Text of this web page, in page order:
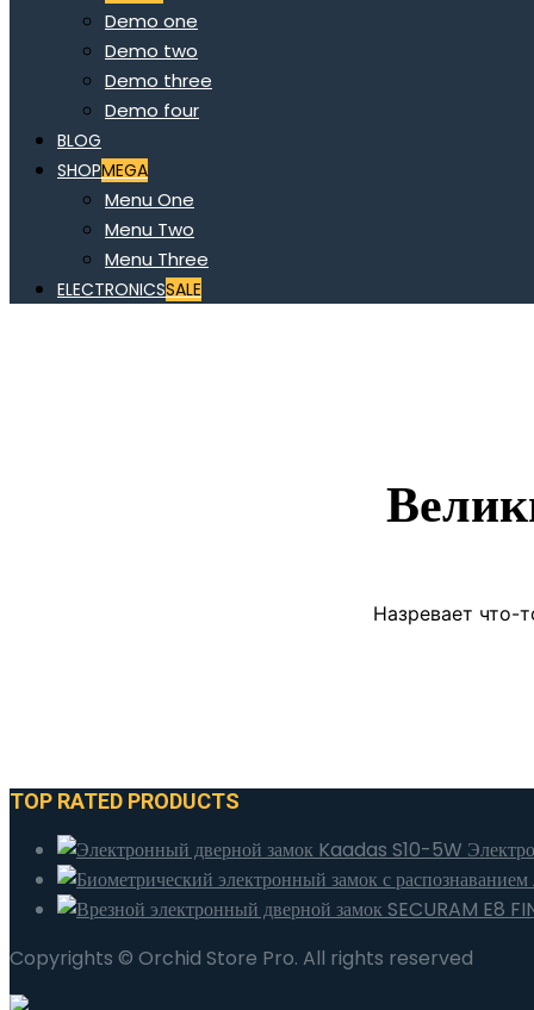
Demo one
Demo two
Demo three
Demo four
BLOG
SHOPMEGA
Menu One
Menu Two
Menu Three
ELECTRONICSSALE
Назревает что-
TOP RATED PRODUCTS
Copyrights © Orchid Store Pro. All rights reserved